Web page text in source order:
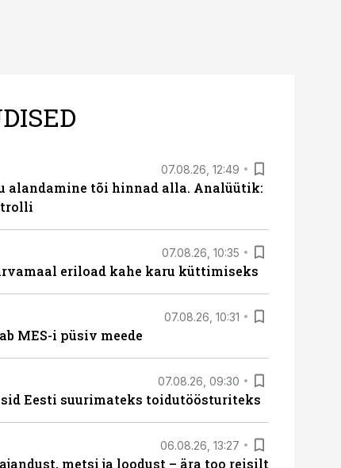
07.08.26, 12:49
alandamine tõi hinnad alla. Analüütik:
07.08.26, 10:35
eriload kahe karu küttimiseks
07.08.26, 10:31
MES-i püsiv meede
07.08.26, 09:30
Eesti suurimateks toidutöösturiteks
06.08.26, 13:27
metsi ja loodust – ära too reisilt